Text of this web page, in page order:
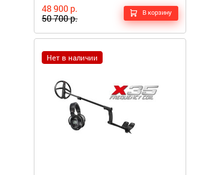
48 900 р.
50 700 р.
В корзину
Нет в наличии